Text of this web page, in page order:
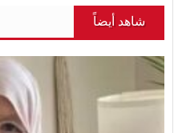
شاهد أيضاً